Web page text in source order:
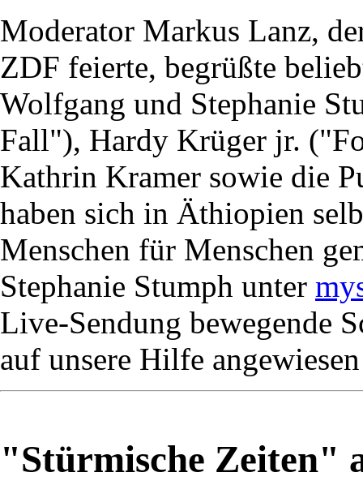
Moderator Markus Lanz,
ZDF feierte, begrüßte
Wolfgang und Stephanie
Fall"), Hardy Krüger jr.
Kathrin Kramer sowie die
haben sich in Äthiopien
Menschen für Menschen
Stephanie Stumph unter
Live-Sendung bewegende
auf unsere Hilfe
"Stürmische Zeiten"